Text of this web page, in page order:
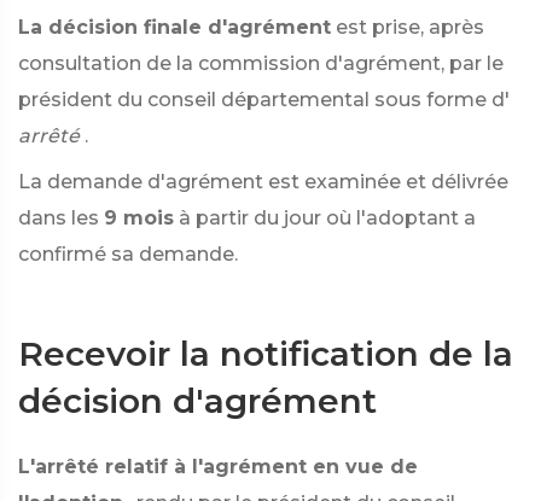
La décision finale d'agrément est prise, après
consultation de la commission d'agrément, par le
président du conseil départemental sous forme d'
arrêté .
La demande d'agrément est examinée et délivrée
dans les 9 mois à partir du jour où l'adoptant a
confirmé sa demande.
Recevoir la notification de la
décision d'agrément
L'arrêté relatif à l'agrément en vue de